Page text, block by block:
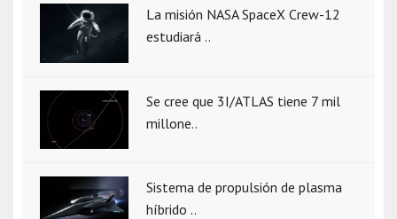
La misión NASA SpaceX Crew-12
estudiará ..
Se cree que 3I/ATLAS tiene 7 mil
millone..
Sistema de propulsión de plasma
híbrido ..